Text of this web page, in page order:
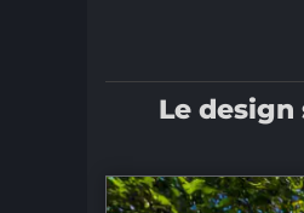
Le